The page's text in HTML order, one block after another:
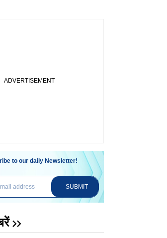
to our daily Newsletter!
SUBMIT